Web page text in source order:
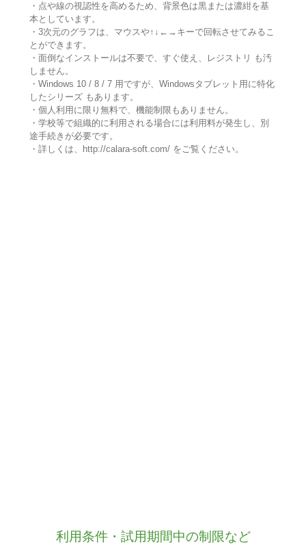
・点や線の視認性を高めるため、背景色は黒または濃紺を基
本としています。
・3次元のグラフは、マウスや↑↓←→キーで回転させてみるこ
とができます。
・面倒なインストールは不要で、すぐ使え、レジストリ も汚
しません。
・Windows 10 / 8 / 7 用ですが、Windowsタブレット用に特化
したシリーズ もあります。
・個人利用に限り無料で、機能制限もありません。
・学校等で組織的に利用される場合には利用料が発生し、別
途手続きが必要です。
・詳しくは、http://calara-soft.com/ をご覧ください。
利用条件・試用期間中の制限など